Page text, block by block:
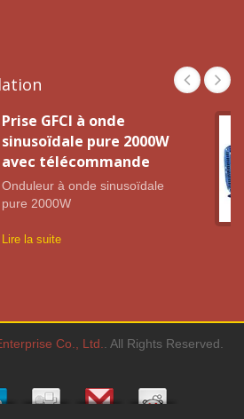
Prise GFCI à onde
sinusoïdale pure 2000W
avec télécommande
Onduleur à onde sinusoïdale
pure 2000W
Lire la suite
Co., Ltd. . All Rights Reserved.